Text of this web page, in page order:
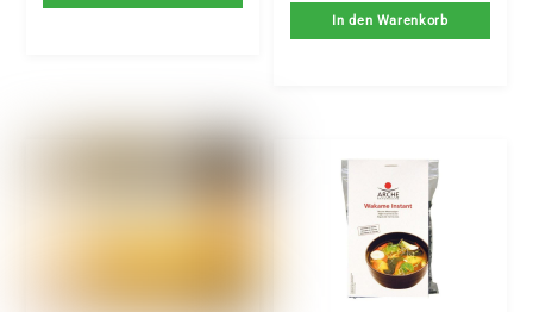
In den Warenkorb